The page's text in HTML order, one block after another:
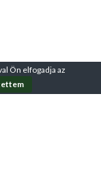
Ön elfogadja az